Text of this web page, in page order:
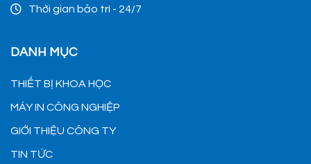
Thời gian bảo trì - 24/7
DANH MỤC
THIẾT BỊ KHOA HỌC
MÁY IN CÔNG NGHIỆP
GIỚI THIỆU CÔNG TY
TIN TỨC